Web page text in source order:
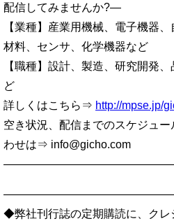
配信してみませんか?—
【業種】産業用機械、電子機器
材料、センサ、化学機器など
【職種】設計、製造、研究開発
ど
詳しくはこちら⇒ http://mpse.jp/
空き状況、配信までのスケジュ
わせは⇒ info@gicho.com
◆弊社刊行誌の定期購読に、クレ